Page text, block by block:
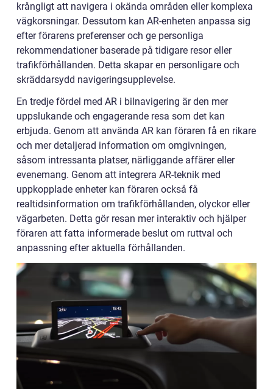
krångligt att navigera i okända områden eller komplexa
vägkorsningar. Dessutom kan AR-enheten anpassa sig
efter förarens preferenser och ge personliga
rekommendationer baserade på tidigare resor eller
trafikförhållanden. Detta skapar en personligare och
skräddarsydd navigeringsupplevelse.
En tredje fördel med AR i bilnavigering är den mer
uppslukande och engagerande resa som det kan
erbjuda. Genom att använda AR kan föraren få en rikare
och mer detaljerad information om omgivningen,
såsom intressanta platser, närliggande affärer eller
evenemang. Genom att integrera AR-teknik med
uppkopplade enheter kan föraren också få
realtidsinformation om trafikförhållanden, olyckor eller
vägarbeten. Detta gör resan mer interaktiv och hjälper
föraren att fatta informerade beslut om ruttval och
anpassning efter aktuella förhållanden.